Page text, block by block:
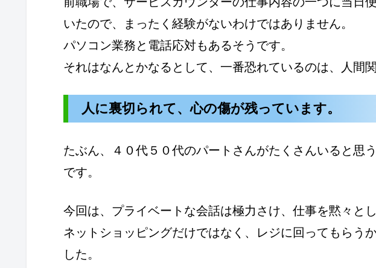
いたので、まったく経験がないわけではありません。
パソコン業務と電話応対もあるそうです。
それはなんとかなるとして、一番恐れているのは、人間関
人に裏切られて、心の傷が残っています。
たぶん、４０代５０代のパートさんがたくさんいると思
です。
今回は、プライベートな会話は極力さけ、仕事を黙々と
ネットショッピングだけではなく、レジに回ってもらう
した。